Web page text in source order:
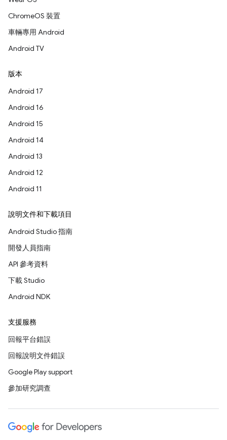
ChromeOS 裝置
車輛專用 Android
Android TV
版本
Android 17
Android 16
Android 15
Android 14
Android 13
Android 12
Android 11
說明文件和下載項目
Android Studio 指南
開發人員指南
API 參考資料
下載 Studio
Android NDK
支援服務
回報平台錯誤
回報說明文件錯誤
Google Play support
參加研究調查